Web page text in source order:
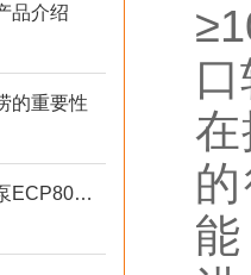
品介绍
的重要性
防汛排涝8寸应急柴油机水泵ECP80ME参数
在